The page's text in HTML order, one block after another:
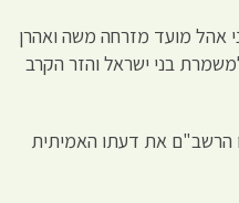
אהל מועד מזרחה משה ואהרן
בני ישראל והזר הקרב
את דעתו האמיתית